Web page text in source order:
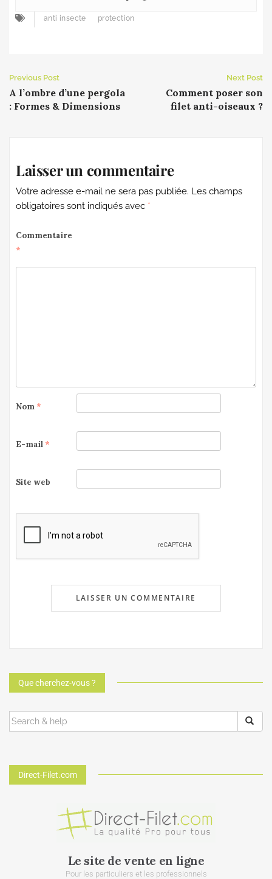
anti insecte protection
Previous Post
A l’ombre d’une pergola
: Formes & Dimensions
Next Post
Comment poser son
filet anti-oiseaux ?
Laisser un commentaire
Votre adresse e-mail ne sera pas publiée. Les champs
obligatoires sont indiqués avec *
Commentaire
*
Nom *
E-mail *
Site web
Que cherchez-vous ?
Direct-Filet.com
Le site de vente en ligne
Pour les particuliers et les professionnels